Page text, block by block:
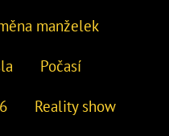
manželek
Počasí
Reality show